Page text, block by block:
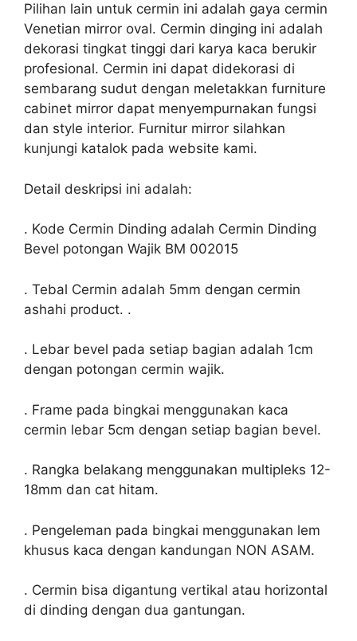
Pilihan lain untuk cermin ini adalah gaya cermin
Venetian mirror oval. Cermin dinging ini adalah
dekorasi tingkat tinggi dari karya kaca berukir
profesional. Cermin ini dapat didekorasi di
sembarang sudut dengan meletakkan furniture
cabinet mirror dapat menyempurnakan fungsi
dan style interior. Furnitur mirror silahkan
kunjungi katalok pada website kami.
Detail deskripsi ini adalah:
. Kode Cermin Dinding adalah Cermin Dinding
Bevel potongan Wajik BM 002015
. Tebal Cermin adalah 5mm dengan cermin
ashahi product. .
. Lebar bevel pada setiap bagian adalah 1cm
dengan potongan cermin wajik.
. Frame pada bingkai menggunakan kaca
cermin lebar 5cm dengan setiap bagian bevel.
. Rangka belakang menggunakan multipleks 12-
18mm dan cat hitam.
. Pengeleman pada bingkai menggunakan lem
khusus kaca dengan kandungan NON ASAM.
. Cermin bisa digantung vertikal atau horizontal
di dinding dengan dua gantungan.